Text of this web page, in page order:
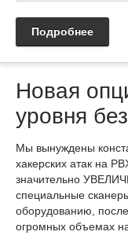
Подробнее
Новая
уровня
Мы вынуждены
хакерских атак на
значительно
специальные
оборудованию,
огромных объемах